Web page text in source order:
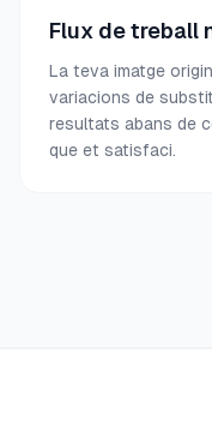
Flux de treball
La teva imatge
variacions de
resultats abans de
que et satisfaci.